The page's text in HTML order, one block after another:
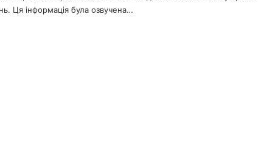
Ця інформація була озвучена…